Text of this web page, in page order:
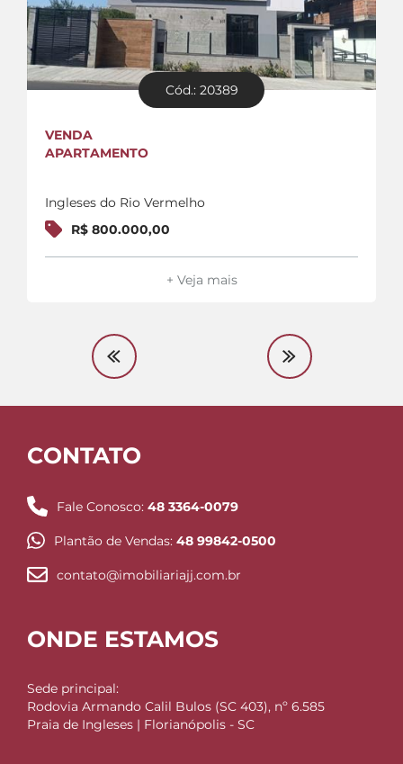
Cód.: 20389
VENDA
APARTAMENTO
Ingleses do Rio Vermelho
R$ 800.000,00
+ Veja mais
CONTATO
Fale Conosco: 48 3364-0079
Plantão de Vendas: 48 99842-0500
contato@imobiliariajj.com.br
ONDE ESTAMOS
Sede principal:
Rodovia Armando Calil Bulos (SC 403), nº 6.585
Praia de Ingleses | Florianópolis - SC